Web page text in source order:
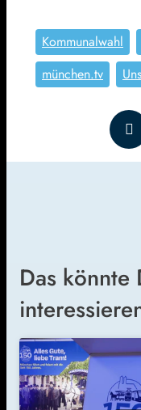
Kommunalwahl
münchen.tv
Das könnte